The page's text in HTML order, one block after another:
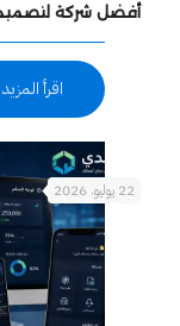
أفضل شركة
اقرأ المزيد
22 يوليو، 2026